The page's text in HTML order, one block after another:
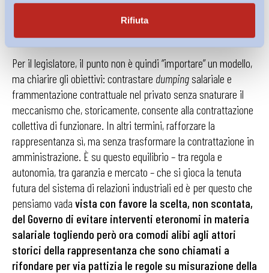
Rifiuta
diverse, dove l’interesse generale, i vincoli di bilancio e
la decisione politica delimitano strutturalmente lo
spazio negoziale.
Per il legislatore, il punto non è quindi “importare” un modello,
ma chiarire gli obiettivi: contrastare dumpingsalariale e
frammentazione contrattuale nel privato senza snaturare il
meccanismo che, storicamente, consente alla contrattazione
collettiva di funzionare. In altri termini, rafforzare la
rappresentanza sì, ma senza trasformare la contrattazione in
amministrazione. È su questo equilibrio – tra regola e
autonomia, tra garanzia e mercato – che si gioca la tenuta
futura del sistema di relazioni industriali ed è per questo che
pensiamo vada vista con favore la scelta, non scontata,
del Governo di evitare interventi eteronomi in materia
salariale togliendo però ora comodi alibi agli attori
storici della rappresentanza che sono chiamati a
rifondare per via pattizia le regole su misurazione della